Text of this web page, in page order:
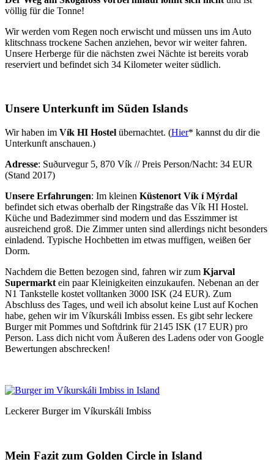
völlig für die Tonne!
Wir werden vom Regen noch erwischt und müssen uns im Auto
klitschnass trockene Sachen anziehen, bevor wir weiter fahren.
Unsere Herberge für die nächsten zwei Nächte ist bereits vorab
reserviert und befindet sich 34 Kilometer weiter südlich.
Unsere Unterkunft im Süden Islands
Wir haben im Vík HI Hostel übernachtet. (Hier* kannst du dir die
Unterkunft anschauen.)
Adresse: Suðurvegur 5, 870 Vík // Preis Person/Nacht: 34 EUR
(Stand 2017)
Unsere Erfahrungen: Im kleinen Küstenort Vík í Mýrdal
befindet sich etwas oberhalb der Ringstraße das Vík HI Hostel.
Küche und Badezimmer sind modern und das Esszimmer ist
ausreichend groß. Die Zimmer unten sind allerdings nicht besonders
einladend. Typische Hochbetten im etwas muffigen, weißen 6er
Dorm.
Nachdem die Betten bezogen sind, fahren wir zum Kjarval
Supermarkt ein paar Kleinigkeiten einzukaufen. Nebenan an der
N1 Tankstelle kostet volltanken 3000 ISK (24 EUR). Zum
Abschluss des Tages, und weil ich absolut keine Lust auf Kochen
habe, gehen wir im Víkurskáli Imbiss essen. Es gibt sehr leckere
Burger mit Pommes und Softdrink für 2145 ISK (17 EUR) pro
Person. Lass dich nicht vom Äußeren des Ladens oder von Google
Bewertungen abschrecken!
Leckerer Burger im Víkurskáli Imbiss
Mein Fazit zum Golden Circle in Island